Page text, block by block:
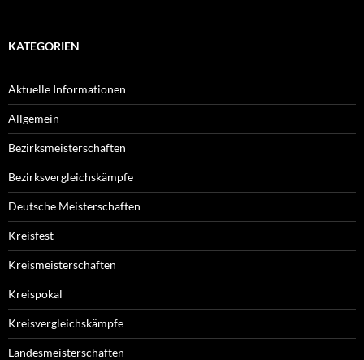
KATEGORIEN
Aktuelle Informationen
Allgemein
Bezirksmeisterschaften
Bezirksvergleichskämpfe
Deutsche Meisterschaften
Kreisfest
Kreismeisterschaften
Kreispokal
Kreisvergleichskämpfe
Landesmeisterschaften